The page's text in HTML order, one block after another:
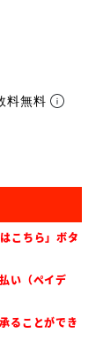
料無料
こちら」ボタ
い（ペイデ
ることができ